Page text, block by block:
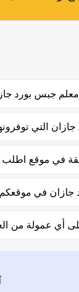
جبس بورد
من خلال التواصل
التي
وفقاً لعدة عناصر
في موقع
ذو ثقة في
في
من خلال تحديد
عمولة من